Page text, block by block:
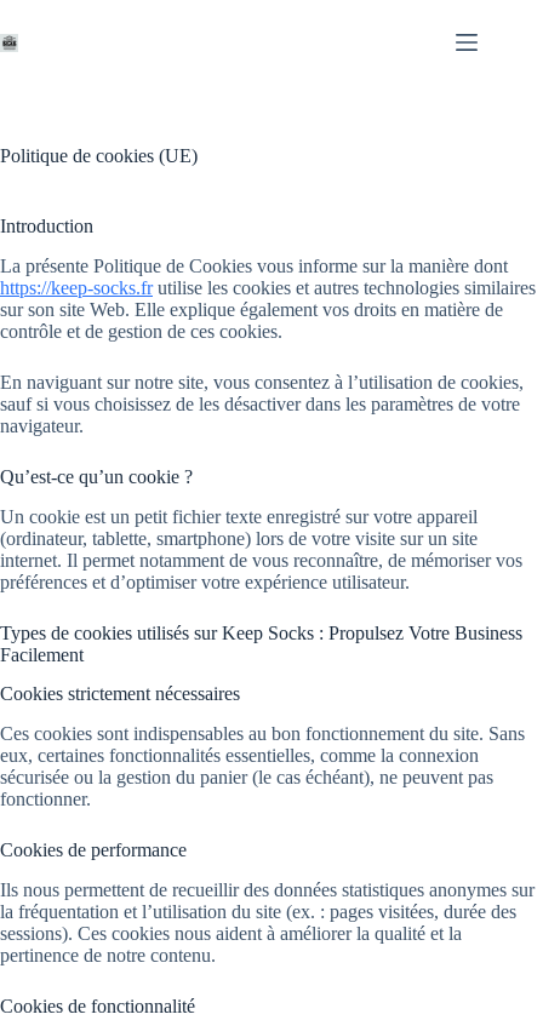
au
contenu
Politique de cookies (UE)
Introduction
La présente Politique de Cookies vous informe sur la manière dont
https://keep-socks.frutilise les cookies et autres technologies similaires
sur son site Web. Elle explique également vos droits en matière de
contrôle et de gestion de ces cookies.
En naviguant sur notre site, vous consentez à l’utilisation de cookies,
sauf si vous choisissez de les désactiver dans les paramètres de votre
navigateur.
Qu’est-ce qu’un cookie ?
Un cookie est un petit fichier texte enregistré sur votre appareil
(ordinateur, tablette, smartphone) lors de votre visite sur un site
internet. Il permet notamment de vous reconnaître, de mémoriser vos
préférences et d’optimiser votre expérience utilisateur.
Types de cookies utilisés sur Keep Socks : Propulsez Votre Business
Facilement
Cookies strictement nécessaires
Ces cookies sont indispensables au bon fonctionnement du site. Sans
eux, certaines fonctionnalités essentielles, comme la connexion
sécurisée ou la gestion du panier (le cas échéant), ne peuvent pas
fonctionner.
Cookies de performance
Ils nous permettent de recueillir des données statistiques anonymes sur
la fréquentation et l’utilisation du site (ex. : pages visitées, durée des
sessions). Ces cookies nous aident à améliorer la qualité et la
pertinence de notre contenu.
Cookies de fonctionnalité